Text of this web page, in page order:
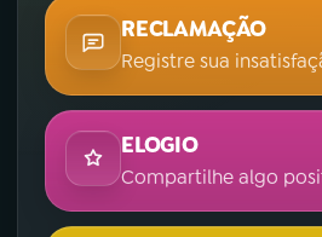
RECLAMAÇÃO
Registre sua
ELOGIO
Compartilhe algo